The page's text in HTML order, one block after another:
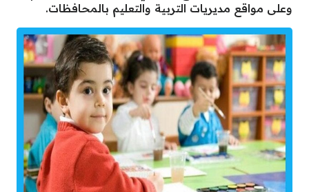
وعلى مواقع مديريات التربية والتعليم بالمحافظات.